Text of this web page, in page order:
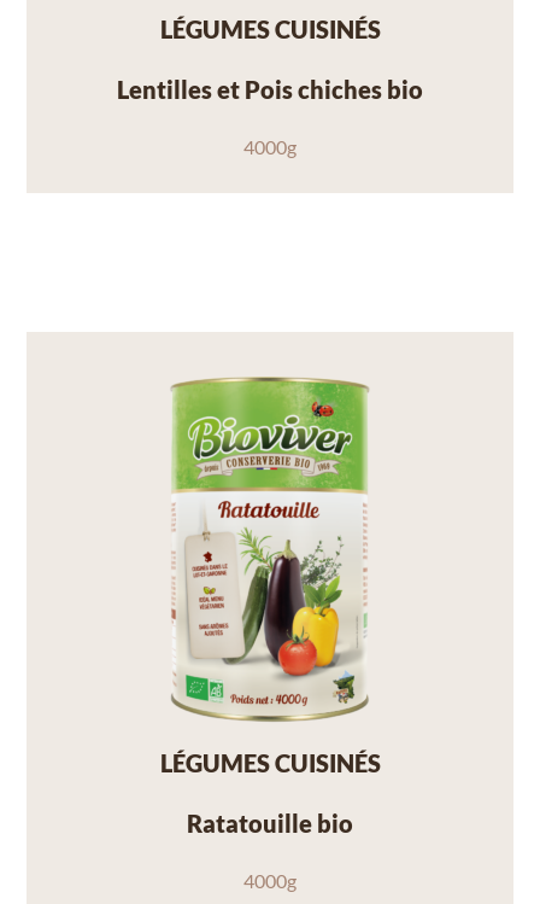
LÉGUMES CUISINÉS
Lentilles et Pois chiches bio
4000g
LÉGUMES CUISINÉS
Ratatouille bio
4000g